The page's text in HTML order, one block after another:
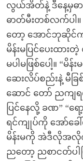
လွယ်အိတ်နဲ့ ဒီနေ့မှဓ
ဓာတ်မီးတစ်လက်ပါ
တော့ အောင်ဘုဆို
မိန်းမပြင်ပေးထာ
မပါမဖြစ်ပေါ့။ “မိ
ဆေးလိပ်စည်းနဲ့ မီခြ
ဆောင် တော် ညကျ
ပြင်နေလို့ ခဏ” “ရ
ရင်ကျုပ်ကို အော်ခေ
မိန်းမကို အဲဒီလိုအလို
ညတော့ ညစာငတ်ပါပ